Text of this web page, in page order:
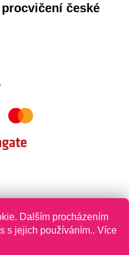
Dalším procházením
s jejich používáním.. Více
české